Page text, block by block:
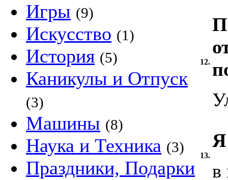
Игры (9)
Искусство (1)
История (5)
Каникулы и Отпуск
(3)
Машины (8)
Наука и Техника (3)
Праздники, Подарки
12.
13.
Я
в